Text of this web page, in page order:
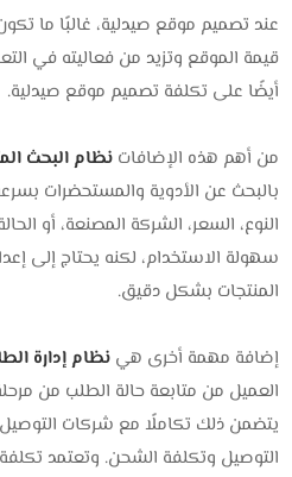
عند تصميم موقع صيدلية، غالبًا ما
قيمة الموقع وتزيد من فعاليته في
أيضًا على تكلفة تصميم موقع صيدلية.
من أهم هذه الإضافاتنظام البحث
بالبحث عن الأدوية والمستحضرات
النوع، السعر، الشركة المصنعة، أو
سهولة الاستخدام، لكنه يحتاج إلى
المنتجات بشكل دقيق.
إضافة مهمة أخرى هينظام إدارة
العميل من متابعة حالة الطلب من
يتضمن ذلك تكاملًا مع شركات
التوصيل وتكلفة الشحن. وتعتمد